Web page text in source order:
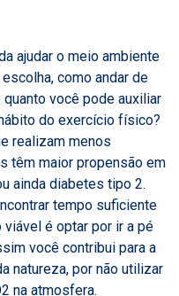
ajudar o meio ambiente
como andar de
você pode auxiliar
do exercício físico?
realizam menos
têm maior propensão em
ainda diabetes tipo 2.
tempo suficiente
viável é optar por ir a pé
você contribui para a
natureza, por não utilizar
na atmosfera.